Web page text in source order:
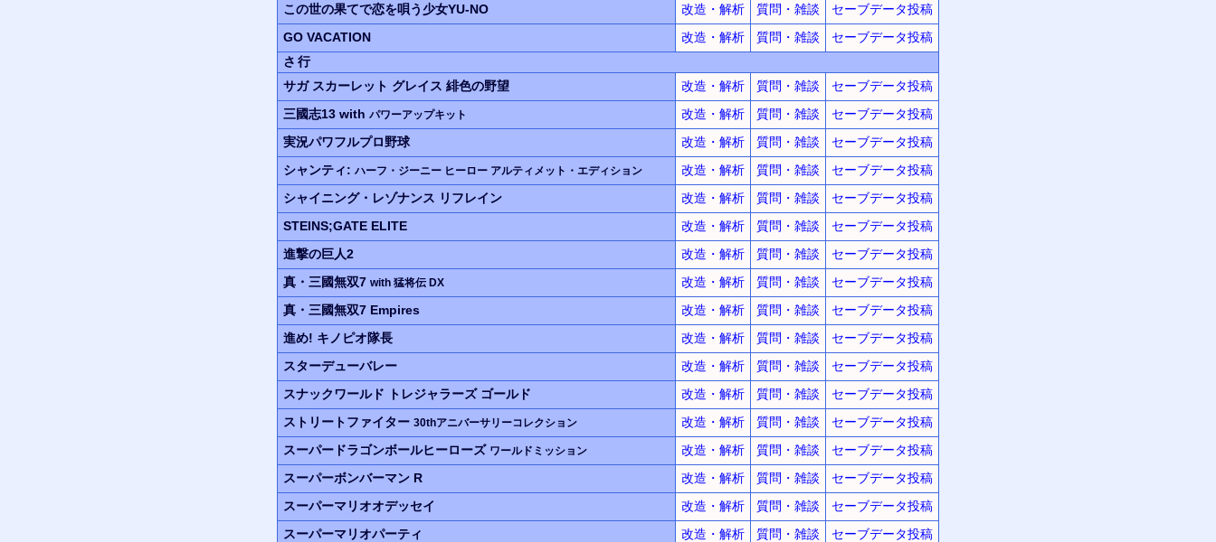
この世の果てで恋を唄う少女YU-NO
改造・解析 質問・雑談
セーブデータ投稿
GO VACATION
改造・解析 質問・雑談
セーブデータ投稿
さ行
サガ スカーレット グレイス 緋色の野望 改造・解析 質問・雑談
セーブデータ投稿
三國志13 with パワーアップキット 改造・解析 質問・雑談
セーブデータ投稿
実況パワフルプロ野球
改造・解析 質問・雑談
セーブデータ投稿
シャンティ: ハーフ・ジーニー ヒーロー アルティメット・エディション 改造・解析 質問・雑談
セーブデータ投稿
シャイニング・レゾナンス リフレイン 改造・解析 質問・雑談
セーブデータ投稿
STEINS;GATE ELITE
改造・解析 質問・雑談
セーブデータ投稿
進撃の巨人2
改造・解析 質問・雑談
セーブデータ投稿
真・三國無双7 with 猛将伝 DX 改造・解析 質問・雑談
セーブデータ投稿
真・三國無双7 Empires
改造・解析 質問・雑談
セーブデータ投稿
進め! キノピオ隊長
改造・解析 質問・雑談
セーブデータ投稿
スターデューバレー
改造・解析 質問・雑談
セーブデータ投稿
スナックワールド
トレジャラーズ ゴールド 改造・解析 質問・雑談
セーブデータ投稿
ストリートファイター 30thアニバーサリーコレクション 改造・解析 質問・雑談
セーブデータ投稿
スーパードラゴンボールヒーローズ ワールドミッション 改造・解析 質問・雑談
セーブデータ投稿
スーパーボンバーマン R
改造・解析 質問・雑談
セーブデータ投稿
スーパーマリオオデッセイ
改造・解析 質問・雑談
セーブデータ投稿
スーパーマリオパーティ
改造・解析 質問・雑談
セーブデータ投稿